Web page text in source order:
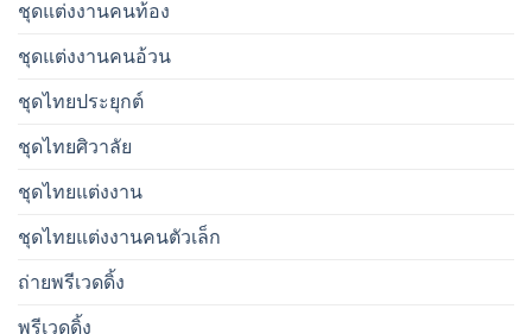
ชุดแต่งงานคนท้อง
ชุดแต่งงานคนอ้วน
ชุดไทยประยุกต์
ชุดไทยศิวาลัย
ชุดไทยแต่งงาน
ชุดไทยแต่งงานคนตัวเล็ก
ถ่ายพรีเวดดิ้ง
พรีเวดดิ้ง